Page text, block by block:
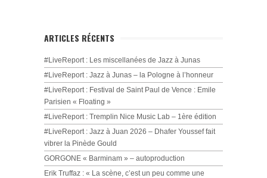
ARTICLES RÉCENTS
#LiveReport : Les miscellanées de Jazz à Junas
#LiveReport : Jazz à Junas – la Pologne à l’honneur
#LiveReport : Festival de Saint Paul de Vence : Emile
Parisien « Floating »
#LiveReport : Tremplin Nice Music Lab – 1ère édition
#LiveReport : Jazz à Juan 2026 – Dhafer Youssef fait
vibrer la Pinède Gould
GORGONE « Barminam » – autoproduction
Erik Truffaz : « La scène, c’est un peu comme une